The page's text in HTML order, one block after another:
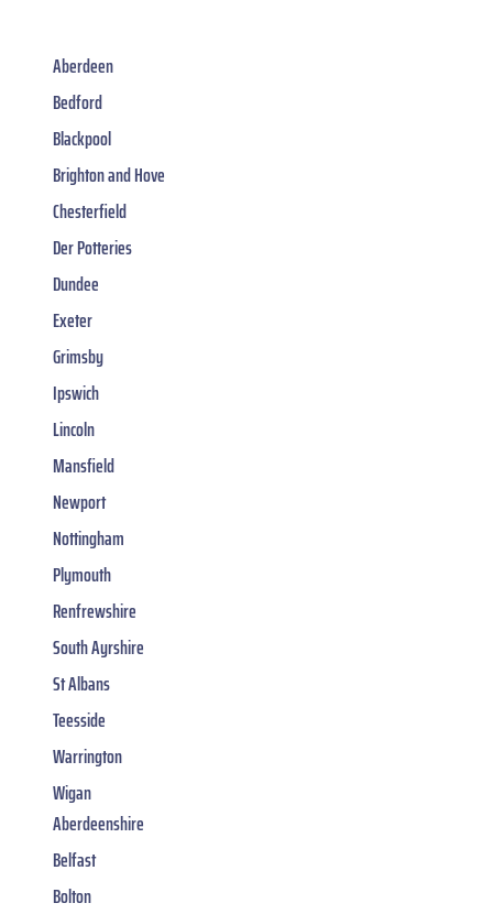
Aberdeen
Bedford
Blackpool
Brighton and Hove
Chesterfield
Der Potteries
Dundee
Exeter
Grimsby
Ipswich
Lincoln
Mansfield
Newport
Nottingham
Plymouth
Renfrewshire
South Ayrshire
St Albans
Teesside
Warrington
Wigan
Aberdeenshire
Belfast
Bolton